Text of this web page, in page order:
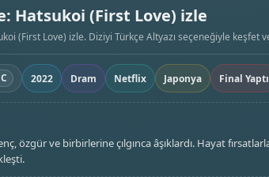
Hatsukoi (First Love) izle
(First Love) izle. Diziyi Türkçe Altyazı seçeneğiyle keşfet
2022 Dram Netflix Japonya Final Yaptı
özgür ve birbirlerine çılgınca âşıklardı. Hayat